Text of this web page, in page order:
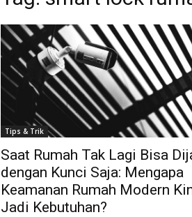
Tips & Trik
Saat Rumah Tak Lagi Bisa
dengan Kunci Saja: Mengapa
Keamanan Rumah Modern
Jadi Kebutuhan?